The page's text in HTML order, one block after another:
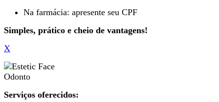
Na farmácia: apresente seu CPF
Simples, prático e cheio de vantagens!
X
Serviços oferecidos: